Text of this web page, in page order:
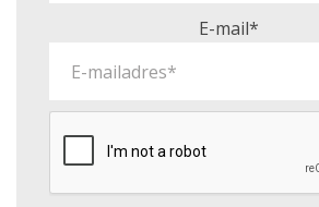
E-mail*